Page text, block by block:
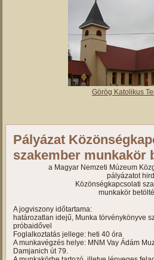
Görög Katolikus
Pályázat
szakember munkakör
a Magyar Nemzeti Múzeum
pályázatot
Közönségkapcsolati
munkakör
A jogviszony időtartama:
határozatlan idejű, Munka törvénykönyve
próbaidővel
Foglalkoztatás jellege: heti 40 óra
A munkavégzés helye: MNM Vay Ádám
Damjanich út 79.